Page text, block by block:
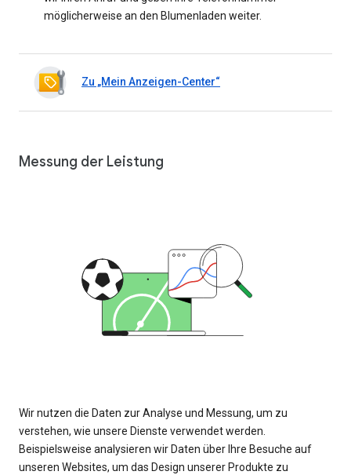
möglicherweise an den Blumenladen weiter.
Zu „Mein Anzeigen-Center“
Messung der Leistung
Wir nutzen die Daten zur Analyse und Messung, um zu
verstehen, wie unsere Dienste verwendet werden.
Beispielsweise analysieren wir Daten über Ihre Besuche auf
unseren Websites, um das Design unserer Produkte zu